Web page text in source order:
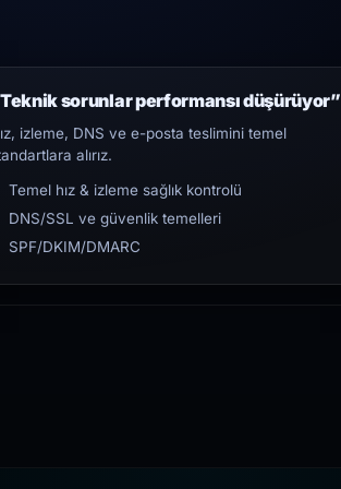
sorunlar performansı düşürüyor”
izleme, DNS ve e-posta teslimini temel
alırız.
Temel hız & izleme sağlık kontrolü
DNS/SSL ve güvenlik temelleri
SPF/DKIM/DMARC